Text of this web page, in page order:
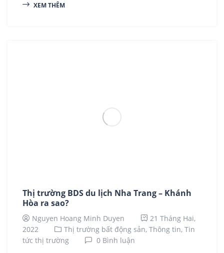
XEM THÊM
Thị trường BDS du lịch Nha Trang – Khánh
Hòa ra sao?
Nguyen Hoang Minh Duyen
21 Tháng Hai,
2022
Thị trường bất động sản, Thông tin, Tin
tức thị trường
0 Bình luận